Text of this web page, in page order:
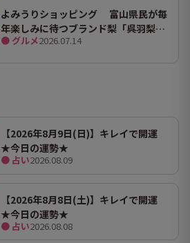
よみうりショッピング 富山県民が毎
年楽しみに待つブランド梨「呉羽梨
（幸水）」限定100箱を特別販売！
● グルメ2026.07.14
【2026年8月9日(日)】キレイで開運
★今日の運勢★
● 占い2026.08.09
【2026年8月8日(土)】キレイで開運
★今日の運勢★
● 占い2026.08.08